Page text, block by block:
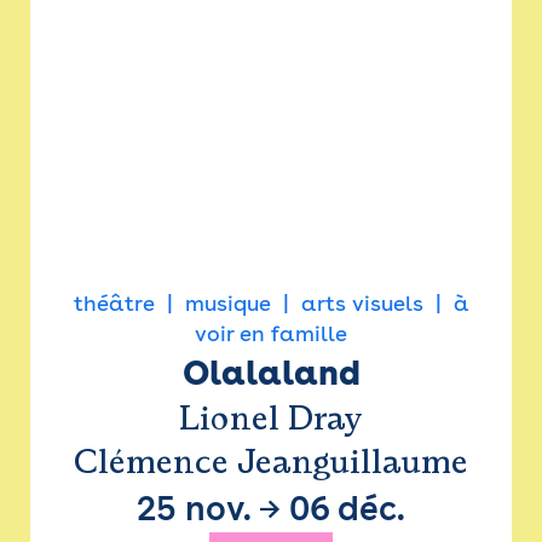
théâtre musique arts visuels
à
voir en famille
Olalaland
Lionel Dray
Clémence Jeanguillaume
25 nov. → 06 déc.